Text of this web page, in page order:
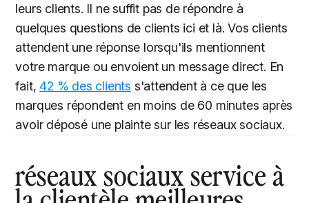
leurs clients. Il ne suffit pas de répondre à
quelques questions de clients ici et là. Vos clients
attendent une réponse lorsqu'ils mentionnent
votre marque ou envoient un message direct. En
fait,42 % des clients s'attendent à ce que les
marques répondent en moins de 60 minutes après
avoir déposé une plainte sur les réseaux sociaux.
réseaux sociaux service à